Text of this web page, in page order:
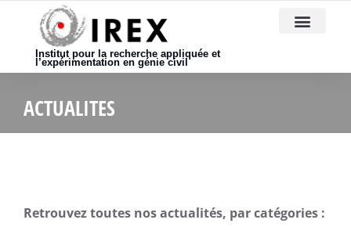
Institut pour la recherche appliquée et
l’expérimentation en génie civil
ACTUALITES
Retrouvez toutes nos actualités, par catégories :